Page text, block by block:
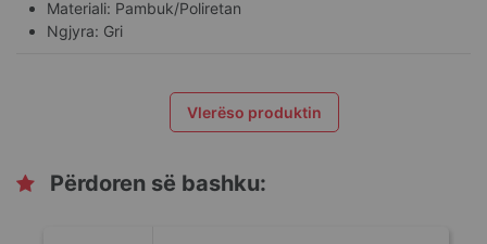
Materiali: Pambuk/Poliretan
Ngjyra: Gri
Vlerëso produktin
Përdoren së bashku: